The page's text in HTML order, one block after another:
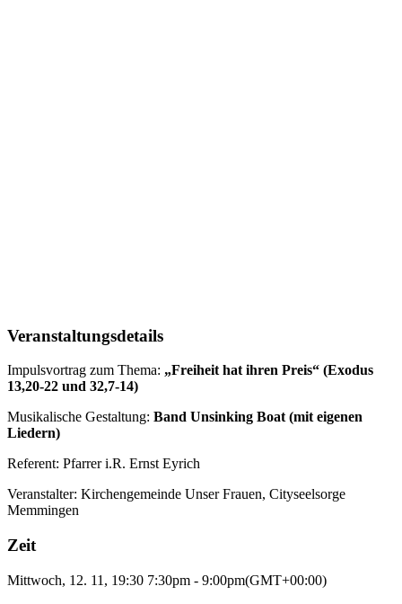
Veranstaltungsdetails
Impulsvortrag zum Thema: „Freiheit hat ihren Preis“ (Exodus
13,20-22 und 32,7-14)
Musikalische Gestaltung: Band Unsinking Boat (mit eigenen
Liedern)
Referent: Pfarrer i.R. Ernst Eyrich
Veranstalter: Kirchengemeinde Unser Frauen, Cityseelsorge
Memmingen
Zeit
Mittwoch, 12. 11, 19:30 7:30pm - 9:00pm(GMT+00:00)